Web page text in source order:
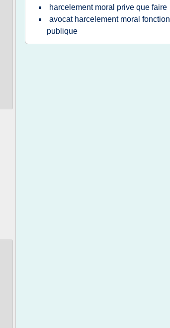
harcelement moral prive que faire
avocat harcelement moral fonction
publique